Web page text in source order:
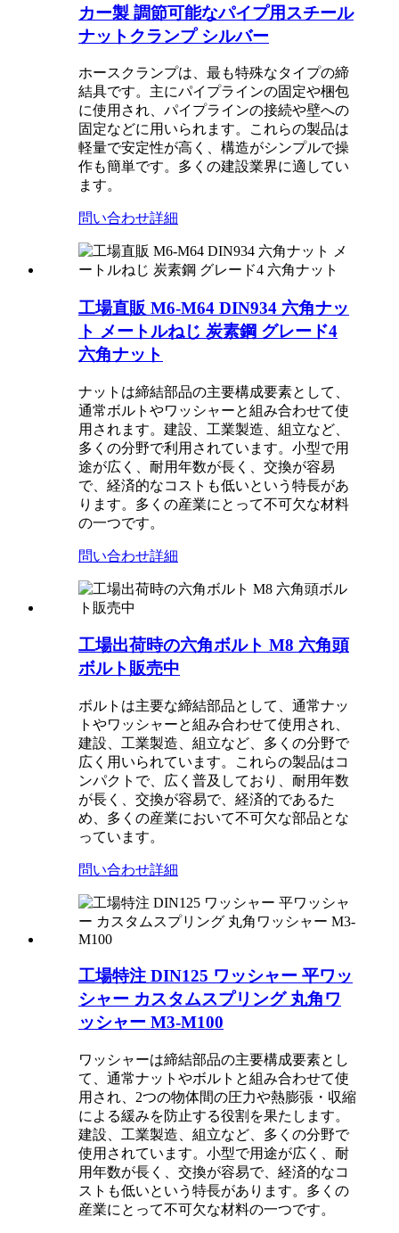
カー製 調節可能なパイプ用スチール
ナットクランプ シルバー
ホースクランプは、最も特殊なタイプの締
結具です。主にパイプラインの固定や梱包
に使用され、パイプラインの接続や壁への
固定などに用いられます。これらの製品は
軽量で安定性が高く、構造がシンプルで操
作も簡単です。多くの建設業界に適してい
ます。
問い合わせ詳細
工場直販 M6-M64 DIN934 六角ナッ
ト メートルねじ 炭素鋼 グレード4
六角ナット
ナットは締結部品の主要構成要素として、
通常ボルトやワッシャーと組み合わせて使
用​​されます。建設、工業製造、組立など、
多くの分野で利用されています。小型で用
途が広く、耐用年数が長く、交換が容易
で、経済的なコストも低いという特長があ
ります。多くの産業にとって不可欠な材料
の一つです。
問い合わせ詳細
工場出荷時の六角ボルト M8 六角頭
ボルト販売中
ボルトは主要な締結部品として、通常ナッ
トやワッシャーと組み合わせて使用​​され、
建設、工業製造、組立など、多くの分野で
広く用いられています。これらの製品はコ
ンパクトで、広く普及しており、耐用年数
が長く、交換が容易で、経済的であるた
め、多くの産業において不可欠な部品とな
っています。
問い合わせ詳細
工場特注 DIN125 ワッシャー 平ワッ
シャー カスタムスプリング 丸角ワ
ッシャー M3-M100
ワッシャーは締結部品の主要構成要素とし
て、通常ナットやボルトと組み合わせて使
用​​され、2つの物体間の圧力や熱膨張・収縮
による緩みを防止する役割を果たします。
建設、工業製造、組立など、多くの分野で
使用されています。小型で用途が広く、耐
用年数が長く、交換が容易で、経済的なコ
ストも低いという特長があります。多くの
産業にとって不可欠な材料の一つです。